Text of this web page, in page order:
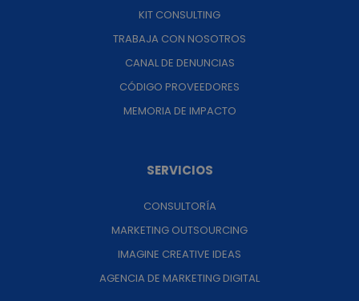
KIT CONSULTING
TRABAJA CON NOSOTROS
CANAL DE DENUNCIAS
CÓDIGO PROVEEDORES
MEMORIA DE IMPACTO
SERVICIOS
CONSULTORÍA
MARKETING OUTSOURCING
IMAGINE CREATIVE IDEAS
AGENCIA DE MARKETING DIGITAL